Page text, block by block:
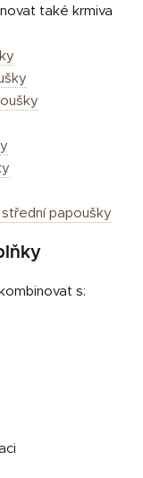
také krmiva
papoušky
s: